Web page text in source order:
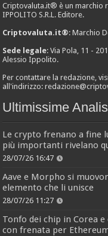
Criptovaluta.it® è un marchio
IPPOLITO S.R.L. Editore.
Criptovaluta.it®: Marchio
Sede legale: Via Pola, 11 -
Alessio Ippolito.
Per contattare la redazione,
all'indirizzo:
Ultimissime
Le crypto frenano a fine
più importanti rivelano
28/07/26 16:47
Aave e Morpho si
elemento che li unisce
28/07/26 11:27
Tonfo dei chip in Corea
con frenata per